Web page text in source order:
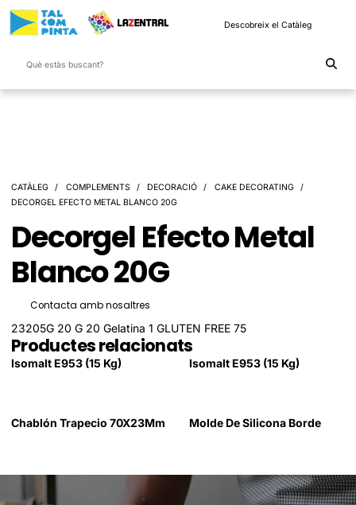
Descobreix el Catàleg
CATÀLEG COMPLEMENTS DECORACIÓ
CAKE DECORATING
DECORGEL EFECTO METAL BLANCO 20G
Decorgel Efecto Metal
Blanco 20G
Contacta amb nosaltres
23205G 20 G 20 Gelatina 1 GLUTEN FREE 75
Productes relacionats
Isomalt E953 (15 Kg) Isomalt E953 (15 Kg)
Chablón Trapecio 70X23Mm Molde De Silicona Borde